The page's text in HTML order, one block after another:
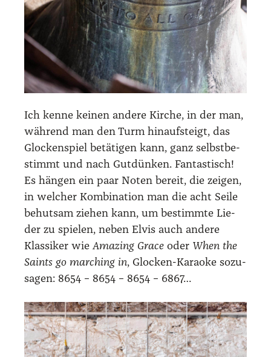
Ich ken­ne kei­nen ande­re Kir­che, in der man,
wäh­rend man den Turm hin­auf­steigt, das
Glo­cken­spiel betä­ti­gen kann, ganz selbst­be­
stimmt und nach Gut­dün­ken. Fan­tas­tisch!
Es hän­gen ein paar Noten bereit, die zei­gen,
in wel­cher Kom­bi­na­ti­on man die acht Sei­le
behut­sam zie­hen kann, um bestimm­te Lie­
der zu spie­len, neben Elvis auch ande­re
Klas­si­ker wie Ama­zing Grace oder When the
Saints go mar­ching in, Glo­cken-Karao­ke sozu­
sa­gen: 8654 – 8654 – 8654 – 6867…